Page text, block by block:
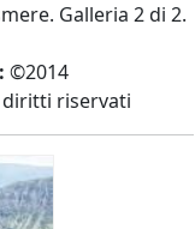
Galleria 2 di 2.
©2014
diritti riservati